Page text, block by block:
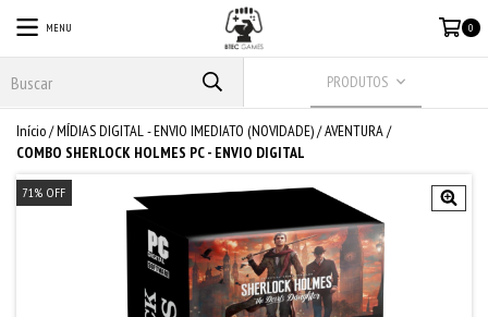
MENU 0
PRODUTOS
Início/MÍDIAS DIGITAL - ENVIO IMEDIATO (NOVIDADE)/AVENTURA/
COMBO SHERLOCK HOLMES PC - ENVIO DIGITAL
71% OFF